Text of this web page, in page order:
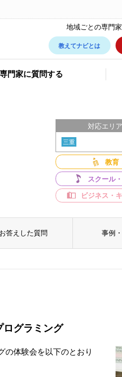
地域ごとの専門家
教えてナビとは
専門家に質問する
対応エリア
三重
教育
スクール
ビジネス・
お答えした質問 事例
ログラミング
の体験会を以下のとおり